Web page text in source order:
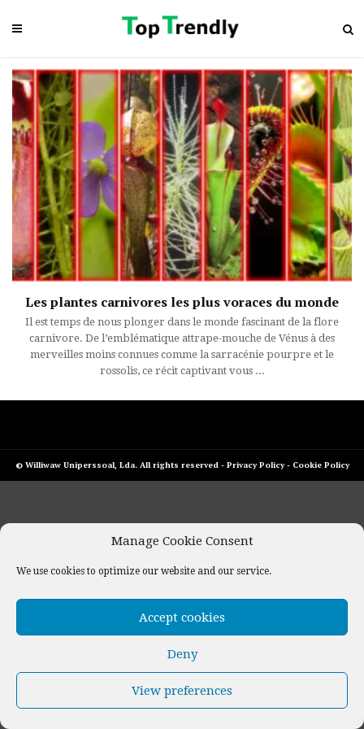
Manage Cookie Consent
We use cookies to optimize our website and our service.
Accept cookies
Deny
View preferences
Les plantes carnivores les plus voraces du monde
Il est temps de nous plonger dans le monde fascinant de la flore
carnivore. De l’emblématique attrape-mouche de Vénus à des
merveilles moins connues comme la sarracénie pourpre et le
rossolis, ce récit captivant vous ...
© Williwaw Uniperssoal, Lda. All rights reserved - Privacy Policy- Cookie Policy